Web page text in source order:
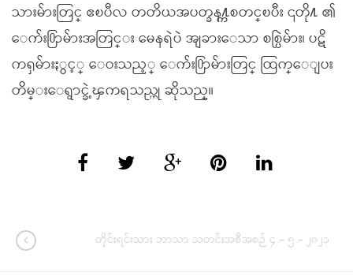
သားမ်ားတြင္ ဧၿပီလ တတိယအပတ္ခန႔္ကစတင္ၿပီး ၎တို႔ ၏
ေက်း႐ြာမ်ားအတြင္း မေနရဲပဲ အျခားေသာ စစ္ပြဲမ်ား၊ ပဋိ
ကၡမ်ားႏွင့္ ေဝးသည့္ ေက်း႐ြာမ်ားတြင္ ထြက္ေျပး
တိမ္းေရွာင္ခဲ့ၾကရသည္ဟု ဆိုသည္။
တိုင်းရင်းသား ဘာသာ သတင်းအစီအစဉ် ၄ – ၅ – ၂၀၂၁